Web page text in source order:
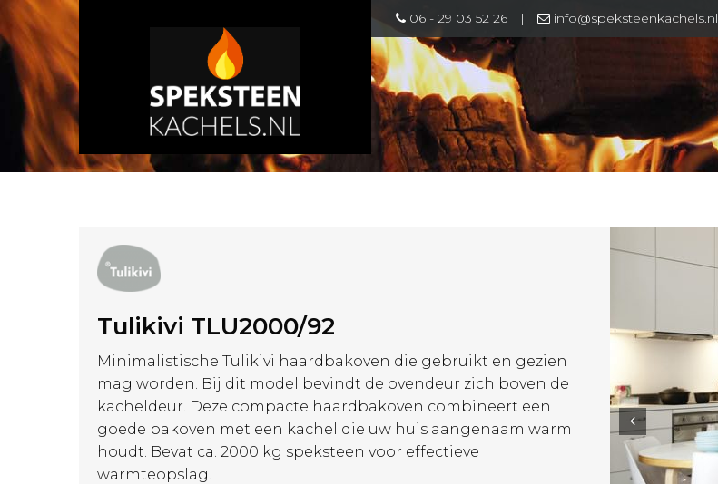
06 - 29 03 52 26 | info@speksteenkachels.nl
Tulikivi TLU2000/92
Minimalistische Tulikivi haardbakoven die gebruikt en gezien
mag worden. Bij dit model bevindt de ovendeur zich boven de
kacheldeur. Deze compacte haardbakoven combineert een
goede bakoven met een kachel die uw huis aangenaam warm
houdt. Bevat ca. 2000 kg speksteen voor effectieve
warmteopslag.